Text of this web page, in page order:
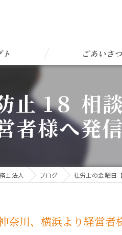
ごあいさつ
止 1８ 相
者様へ発信
士法人 ブログ 社労士の金曜日
奈川、横浜より経営者